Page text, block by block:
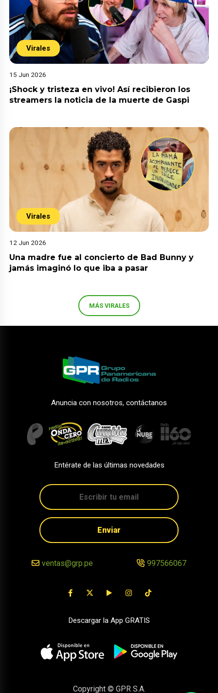
Virales
15 Jun 2026
¡Shock y tristeza en vivo! Así recibieron los
streamers la noticia de la muerte de Gaspi
Virales
12 Jun 2026
Una madre fue al concierto de Bad Bunny y
jamás imaginó lo que iba a pasar
MÁS VIRALES
Anuncia con nosotros, contáctanos
Entérate de las últimas novedades
Enviar
ventas@grp.pe 997566067
Descargar la App GRATIS
Copyright © GPR S.A.